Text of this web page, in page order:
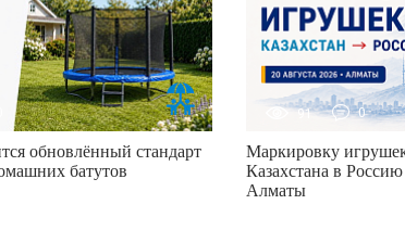
обновлённый стандарт
батутов
91 0
Маркировку
Казахстана в Россию
Алматы